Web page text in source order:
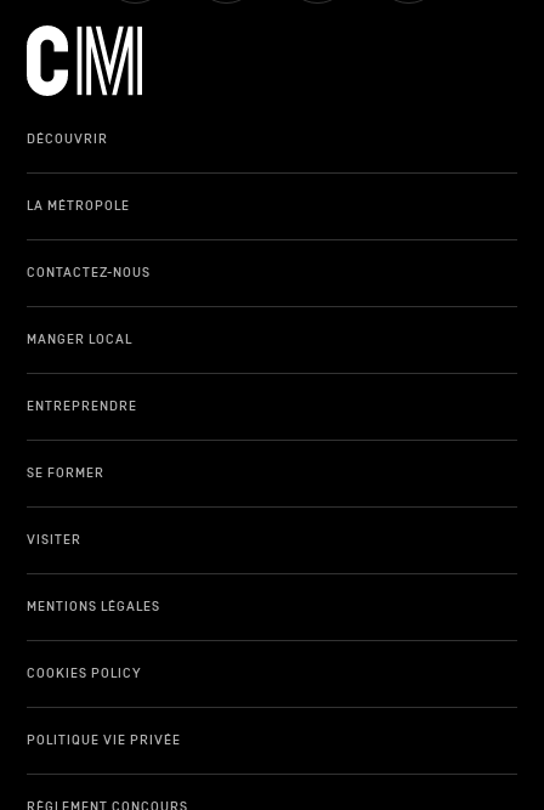
DÉCOUVRIR
LA MÉTROPOLE
CONTACTEZ-NOUS
MANGER LOCAL
ENTREPRENDRE
SE FORMER
VISITER
MENTIONS LÉGALES
COOKIES POLICY
POLITIQUE VIE PRIVÉE
RÈGLEMENT CONCOURS